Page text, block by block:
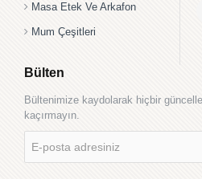
Masa Etek Ve Arkafon
Mum Çeşitleri
Bülten
Bültenimize kaydolarak hiçbir
kaçırmayın.
posta
adresiniz